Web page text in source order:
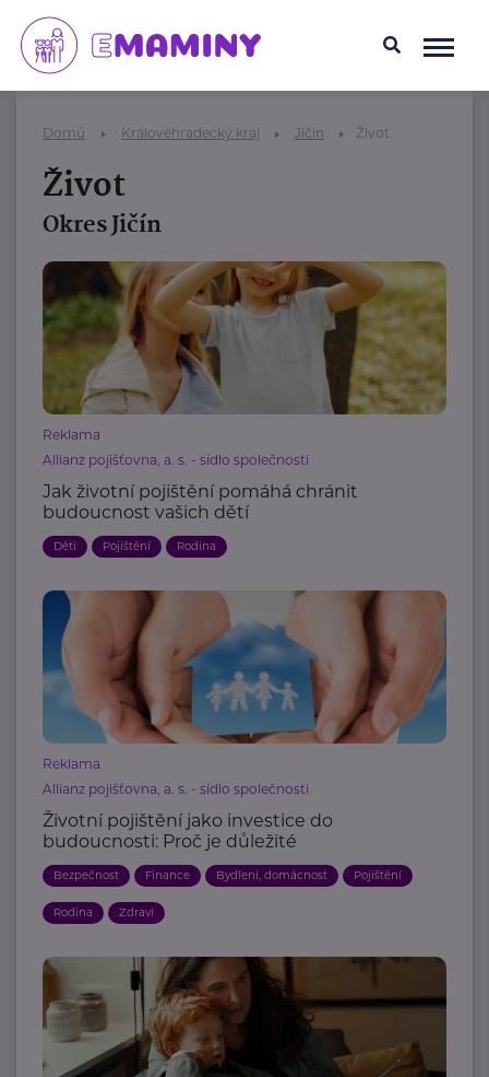
Domů Královéhradecký kraj Jičín Život
Život
Okres Jičín
Reklama
Allianz pojišťovna, a. s. - sídlo společnosti
Jak životní pojištění pomáhá chránit
budoucnost vašich dětí
Děti Pojištění Rodina
Reklama
Allianz pojišťovna, a. s. - sídlo společnosti
Životní pojištění jako investice do
budoucnosti: Proč je důležité
Bezpečnost Finance Bydlení, domácnost Pojištění
Rodina Zdraví